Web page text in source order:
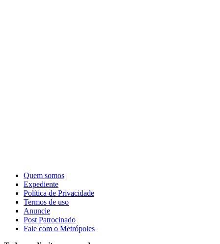
Quem somos
Expediente
Política de Privacidade
Termos de uso
Anuncie
Post Patrocinado
Fale com o Metrópoles